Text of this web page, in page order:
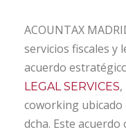
ACOUNTAX
servicios fiscales y
acuerdo
LEGAL SERVICES
coworking ubicado
dcha. Este